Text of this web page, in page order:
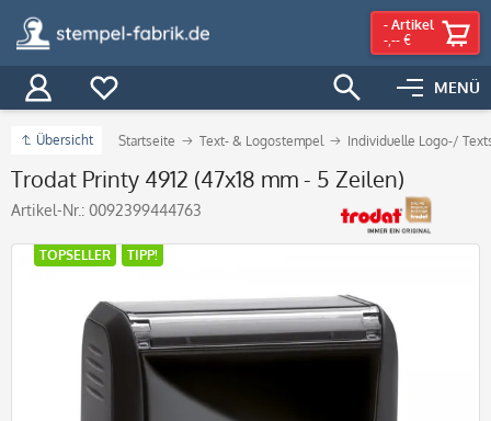
MENÜ
- Artikel
-,-- €
Übersicht Startseite Text- & Logostempel Individuelle Logo-/
Trodat Printy 4912 (47x18 mm - 5 Zeilen)
Artikel-Nr.: 0092399444763
TOPSELLER TIPP!